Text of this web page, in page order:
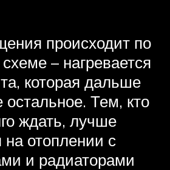
происходит по
– нагревается
которая дальше
остальное. Тем, кто
ждать, лучше
на отоплении с
и радиаторами